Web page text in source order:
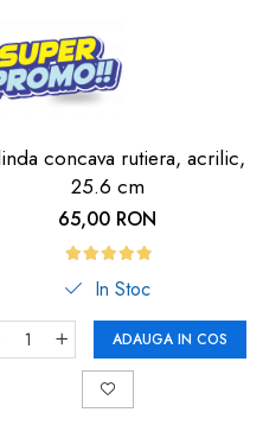
concava rutiera, acrilic,
25.6 cm
65,00 RON
In Stoc
ADAUGA IN COS